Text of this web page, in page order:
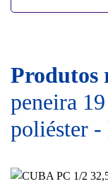
Produtos
peneira
poliéster -